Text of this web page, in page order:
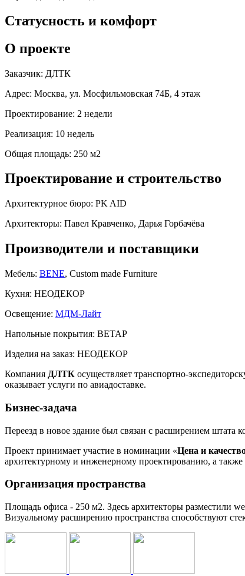
Статусность и комфорт
О проекте
Заказчик: ДЛТК
Адрес: Москва, ул. Мосфильмовская 74Б, 4 этаж
Проектирование: 2 недели
Реализация: 10 недель
Общая площадь: 250 м2
Проектирование и строительство
Архитектурное бюро: PK AID
Архитекторы: Павел Кравченко, Дарья Горбачёва
Производители и поставщики
Мебель: BENE, Custom made Furniture
Кухня: НЕОДЕКОР
Освещение: МДМ-Лайт
Напольные покрытия: BETAP
Изделия на заказ: НЕОДЕКОР
Компания ДЛТК осуществляет транспортно-
оказывает услуги по авиадоставке.
Бизнес-задача
Переезд в новое здание был связан с расширением штата
Проект принимает участие в номинации «Цена и
архитектурному и инженерному проектированию, а также
Организация пространства
Площадь офиса - 250 м2. Здесь архитекторы разместили
Визуальному расширению пространства способствуют